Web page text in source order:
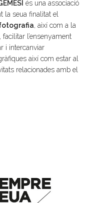
és una associació
la seua finalitat el
, així com a la
l’ensenyament
i intercanviar
així com estar al
relacionades amb el